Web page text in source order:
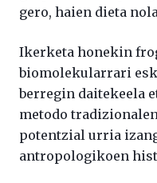
gero, haien dieta
Ikerketa honekin
biomolekularrari
berregin daitekeela
metodo
potentzial urria
antropologikoen